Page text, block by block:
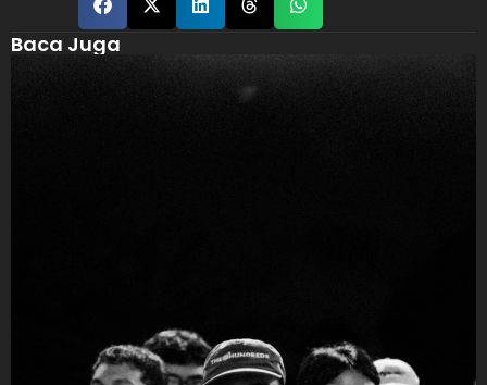
Baca Juga